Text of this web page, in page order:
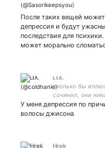
искусство -
После таких вещей может
депрессия и будут
последствия для
может морально
ʟɪᴀ.
сколько бы
сочинил, они
заполнят дыру в
сердце. マインド
У меня депрессия по
волосы джисона
Hrek